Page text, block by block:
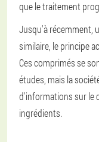
que le traitement
Jusqu'à récemment,
similaire, le principe
Ces comprimés se
études, mais la
d'informations sur le
ingrédients.